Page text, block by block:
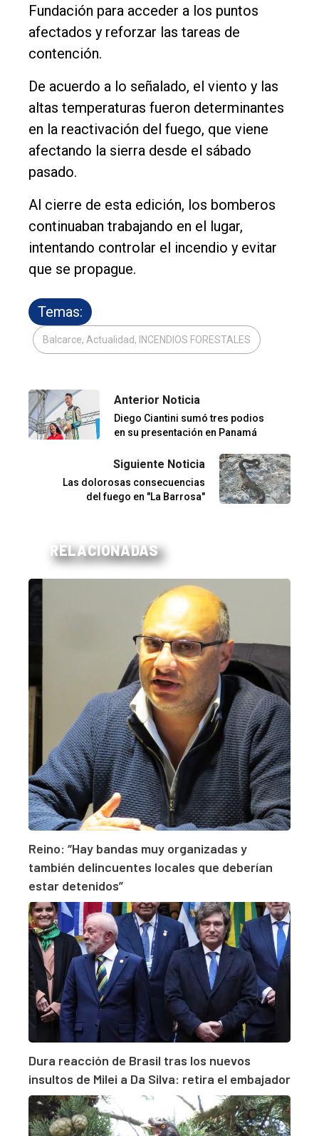
Fundación para acceder a los puntos
afectados y reforzar las tareas de
contención.
De acuerdo a lo señalado, el viento y las
altas temperaturas fueron determinantes
en la reactivación del fuego, que viene
afectando la sierra desde el sábado
pasado.
Al cierre de esta edición, los bomberos
continuaban trabajando en el lugar,
intentando controlar el incendio y evitar
que se propague.
Temas:
Balcarce, Actualidad, INCENDIOS FORESTALES
Anterior Noticia
Diego Ciantini sumó tres podios
en su presentación en Panamá
Siguiente Noticia
Las dolorosas consecuencias
del fuego en "La Barrosa"
RELACIONADAS
Reino: “Hay bandas muy organizadas y
también delincuentes locales que deberían
estar detenidos”
Dura reacción de Brasil tras los nuevos
insultos de Milei a Da Silva: retira el embajador